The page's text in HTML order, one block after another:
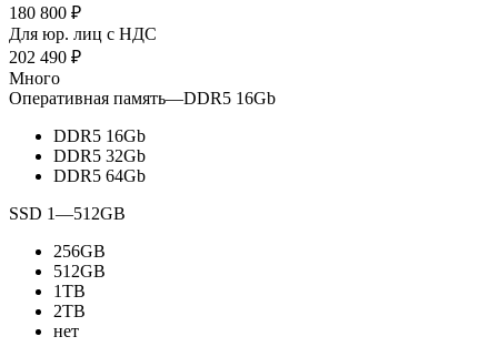
180 800 ₽
Для юр. лиц c НДС
202 490 ₽
Много
Оперативная память—DDR5 16Gb
DDR5 16Gb
DDR5 32Gb
DDR5 64Gb
SSD 1—512GB
256GB
512GB
1TB
2TB
нет